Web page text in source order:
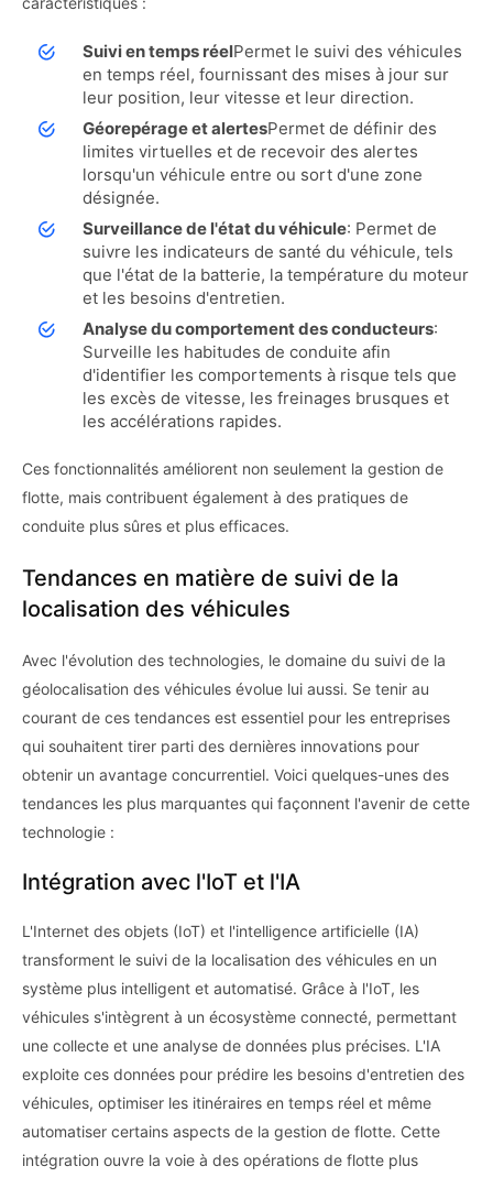
Suivi en temps réelPermet le suivi des véhicules
en temps réel, fournissant des mises à jour sur
leur position, leur vitesse et leur direction.
Géorepérage et alertesPermet de définir des
limites virtuelles et de recevoir des alertes
lorsqu'un véhicule entre ou sort d'une zone
désignée.
Surveillance de l'état du véhicule: Permet de
suivre les indicateurs de santé du véhicule, tels
que l'état de la batterie, la température du moteur
et les besoins d'entretien.
Analyse du comportement des conducteurs:
Surveille les habitudes de conduite afin
d'identifier les comportements à risque tels que
les excès de vitesse, les freinages brusques et
les accélérations rapides.
Ces fonctionnalités améliorent non seulement la gestion de
flotte, mais contribuent également à des pratiques de
conduite plus sûres et plus efficaces.
Tendances en matière de suivi de la
localisation des véhicules
Avec l'évolution des technologies, le domaine du suivi de la
géolocalisation des véhicules évolue lui aussi. Se tenir au
courant de ces tendances est essentiel pour les entreprises
qui souhaitent tirer parti des dernières innovations pour
obtenir un avantage concurrentiel. Voici quelques-unes des
tendances les plus marquantes qui façonnent l'avenir de cette
technologie :
Intégration avec l'IoT et l'IA
L'Internet des objets (IoT) et l'intelligence artificielle (IA)
transforment le suivi de la localisation des véhicules en un
système plus intelligent et automatisé. Grâce à l'IoT, les
véhicules s'intègrent à un écosystème connecté, permettant
une collecte et une analyse de données plus précises. L'IA
exploite ces données pour prédire les besoins d'entretien des
véhicules, optimiser les itinéraires en temps réel et même
automatiser certains aspects de la gestion de flotte. Cette
intégration ouvre la voie à des opérations de flotte plus